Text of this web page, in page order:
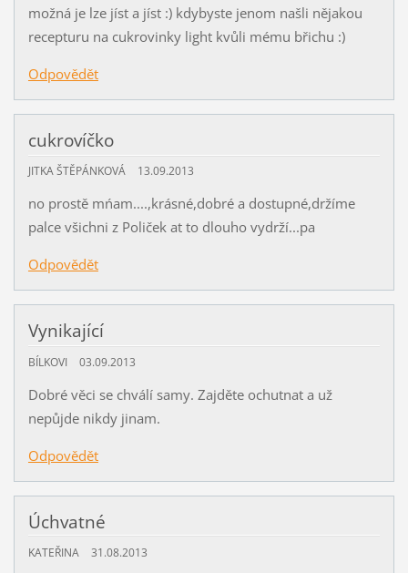
možná je lze jíst a jíst :) kdybyste jenom našli nějakou
recepturu na cukrovinky light kvůli mému břichu :)
Odpovědět
cukrovíčko
JITKA ŠTĚPÁNKOVÁ 13.09.2013
no prostě mńam....,krásné,dobré a dostupné,držíme
palce všichni z Poliček at to dlouho vydrží...pa
Odpovědět
Vynikající
BÍLKOVI 03.09.2013
Dobré věci se chválí samy. Zajděte ochutnat a už
nepůjde nikdy jinam.
Odpovědět
Úchvatné
KATEŘINA 31.08.2013